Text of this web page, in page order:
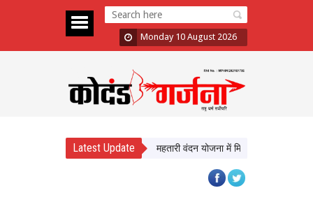
Monday 10 August 2026
Latest Update
महिलाओं के लिए खुशखबरी, महतारी वंदन योजना में मिल सकती है जगह